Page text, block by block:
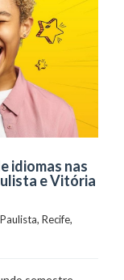
idiomas nas
e Vitória
Paulista, Recife